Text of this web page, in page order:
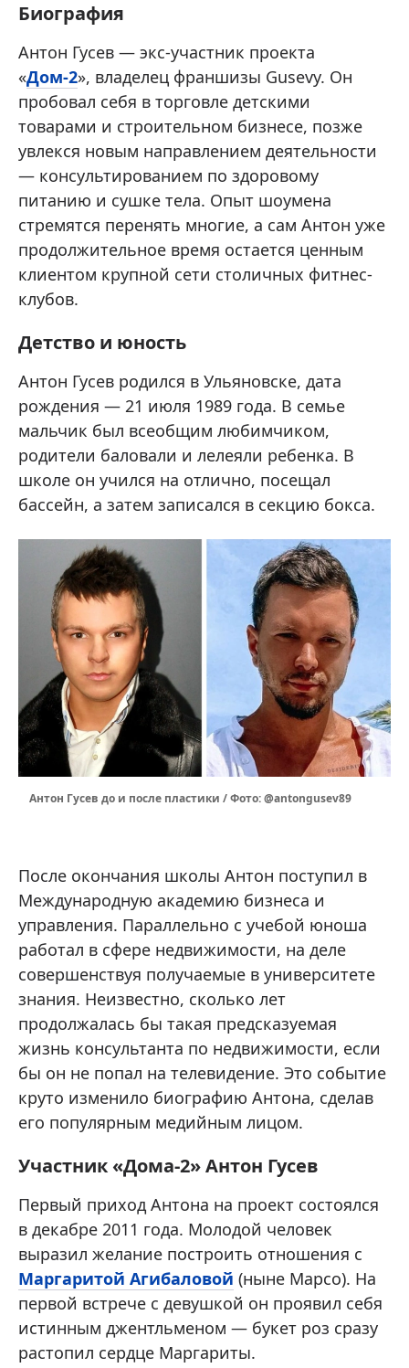
Биография
Антон Гусев — экс-участник проекта
«Дом-2», владелец франшизы Gusevy. Он
пробовал себя в торговле детскими
товарами и строительном бизнесе, позже
увлекся новым направлением деятельности
— консультированием по здоровому
питанию и сушке тела. Опыт шоумена
стремятся перенять многие, а сам Антон уже
продолжительное время остается ценным
клиентом крупной сети столичных фитнес-
клубов.
Детство и юность
Антон Гусев родился в Ульяновске, дата
рождения — 21 июля 1989 года. В семье
мальчик был всеобщим любимчиком,
родители баловали и лелеяли ребенка. В
школе он учился на отлично, посещал
бассейн, а затем записался в секцию бокса.
Антон Гусев до и после пластики / Фото: @antongusev89
После окончания школы Антон поступил в
Международную академию бизнеса и
управления. Параллельно с учебой юноша
работал в сфере недвижимости, на деле
совершенствуя получаемые в университете
знания. Неизвестно, сколько лет
продолжалась бы такая предсказуемая
жизнь консультанта по недвижимости, если
бы он не попал на телевидение. Это событие
круто изменило биографию Антона, сделав
его популярным медийным лицом.
Участник «Дома-2» Антон Гусев
Первый приход Антона на проект состоялся
в декабре 2011 года. Молодой человек
выразил желание построить отношения с
Маргаритой Агибаловой (ныне Марсо). На
первой встрече с девушкой он проявил себя
истинным джентльменом — букет роз сразу
растопил сердце Маргариты.